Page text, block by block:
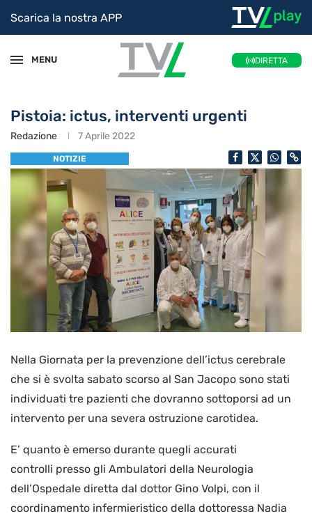
Scarica la nostra APP
MENU DIRETTA
Pistoia: ictus, interventi urgenti
Redazione 7 Aprile 2022
NOTIZIE
Nella Giornata per la prevenzione dell’ictus cerebrale
che si è svolta sabato scorso al San Jacopo sono stati
individuati tre pazienti che dovranno sottoporsi ad un
intervento per una severa ostruzione carotidea.
E’ quanto è emerso durante quegli accurati
controlli presso gli Ambulatori della Neurologia
dell’Ospedale diretta dal dottor Gino Volpi, con il
coordinamento infermieristico della dottoressa Nadia